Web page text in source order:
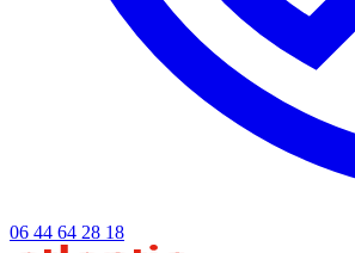
06 44 64 28 18